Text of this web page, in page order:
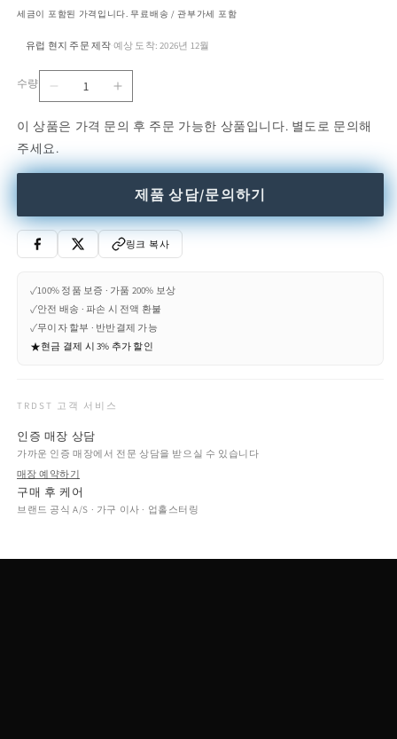
세금이 포함된 가격입니다. 무료배송 / 관부가세 포함
유럽 현지 주문 제작 예상 도착: 2026년 12월
량
수량
TITE
-
Dimmable
carbon
glass-
fibre
pendant
(Request
Info)
수
임
TITE
-
carbon
fibre
and
glass-
fibre
pendant
(Request
Info)
수
이 상품은 가격 문의 후 주문 가능한 상품입니다. 별도로 문의해
주세요.
제품 상담/문의하기
링크 복사
✓100% 정품 보증 · 가품 200% 보상
✓안전 배송 · 파손 시 전액 환불
✓무이자 할부 · 반반결제 가능
★현금 결제 시 3% 추가 할인
TRDST 고객 서비스
인증 매장 상담
가까운 인증 매장에서 전문 상담을 받으실 수 있습니다
매장 예약하기
구매 후 케어
브랜드 공식 A/S · 가구 이사 · 업홀스터링